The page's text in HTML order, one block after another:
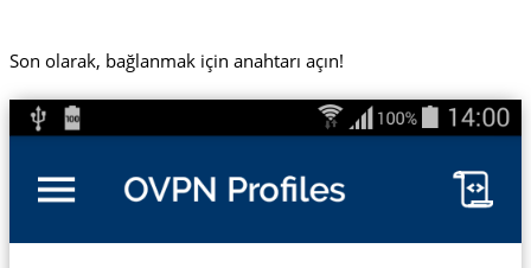
Son olarak, bağlanmak için anahtarı açın!